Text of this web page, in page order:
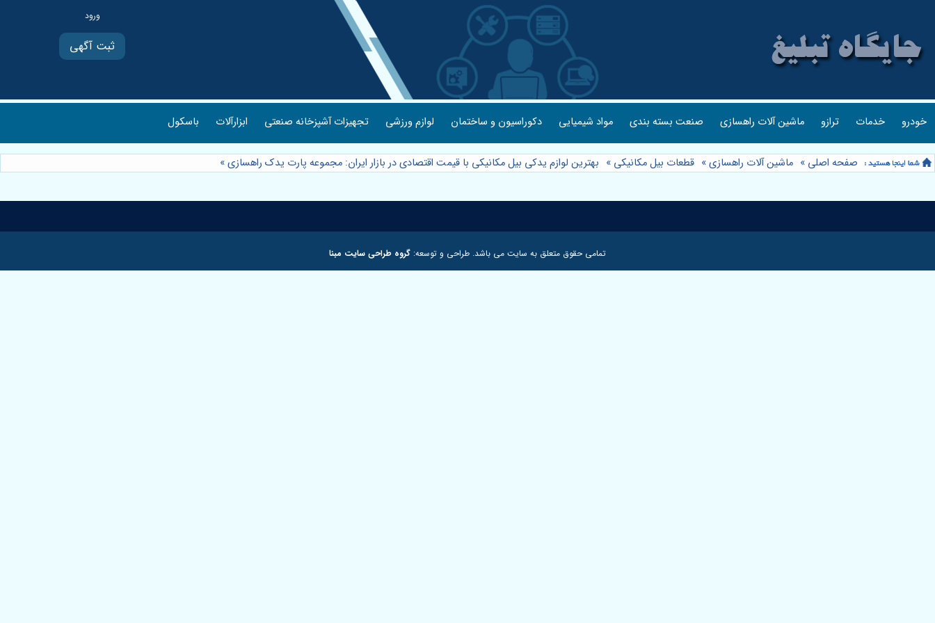
ثبت آگهی
خودرو خدمات ترازو ماشین آلات راهسازی صنعت بسته بندی مواد شیمیایی دکوراسیون و ساختمان لوازم ورزشی تجهیزات آشپزخانه صنعتی ابزارآلات باسکول
صفحه اصلی » ماشین آلات راهسازی» قطعات بیل مکانیکی » بهترین لوازم یدکی بیل مکانیکی با قیمت اقتصادی در بازار ایران: مجموعه پارت یدک راهسازی»
تمامی حقوق متعلق به سایت می باشد. طراحی و توسعه: گروه طراحی سایت مبنا